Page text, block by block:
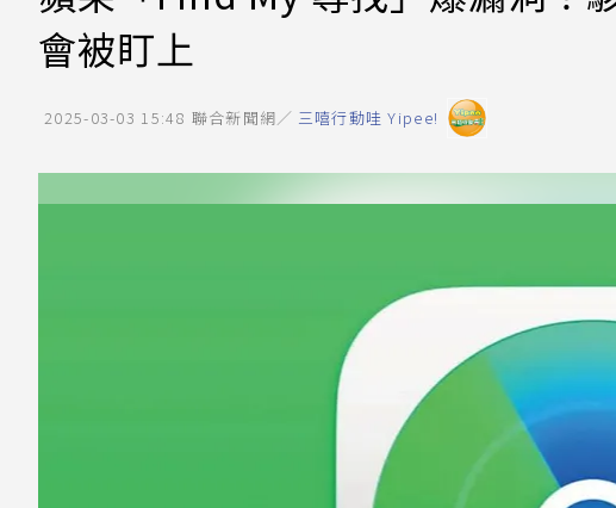
會被盯上
2025-03-03 15:48 聯合新聞網／ 三嘻行動哇 Yipee!